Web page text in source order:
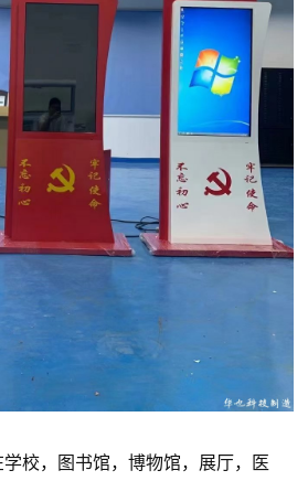
校，图书馆，博物馆，展厅，医